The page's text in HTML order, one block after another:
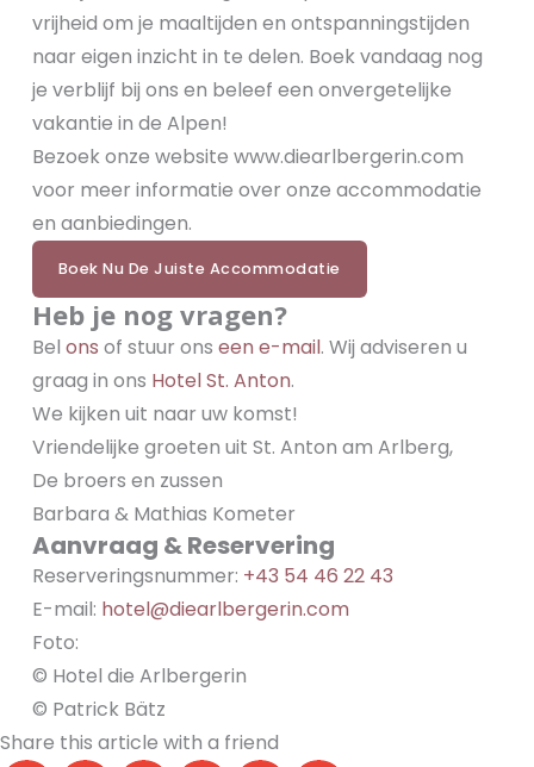
vrijheid om je maaltijden en ontspanningstijden
naar eigen inzicht in te delen. Boek vandaag nog
je verblijf bij ons en beleef een onvergetelijke
vakantie in de Alpen!
Bezoek onze website www.diearlbergerin.com
voor meer informatie over onze accommodatie
en aanbiedingen.
Boek Nu De Juiste Accommodatie
Heb je nog vragen?
Bel ons of stuur ons een e-mail. Wij adviseren u
graag in ons Hotel St. Anton.
We kijken uit naar uw komst!
Vriendelijke groeten uit St. Anton am Arlberg,
De broers en zussen
Barbara & Mathias Kometer
Aanvraag & Reservering
Reserveringsnummer: +43 54 46 22 43
E-mail: hotel@diearlbergerin.com
Foto:
© Hotel die Arlbergerin
© Patrick Bätz
Share this article with a friend